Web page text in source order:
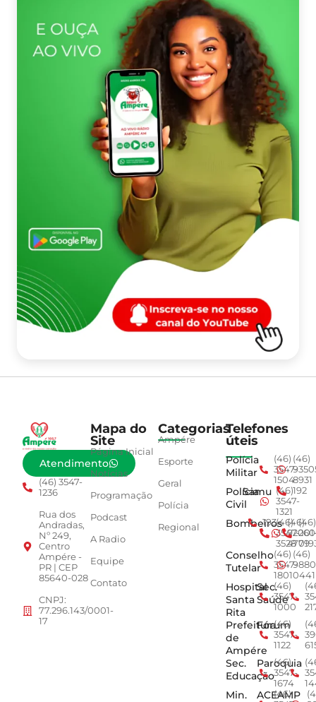
Atendimento
(46) 3547-
1236
Rua dos
Andradas,
Nº 249,
Centro
Ampére -
PR | CEP
85640-028
CNPJ:
77.296.143/0001-
17
Mapa do
Site
Página Inicial
Notícias
Programação
Podcast
A Radio
Equipe
Contato
Categorias
Ampére
Esporte
Geral
Polícia
Regional
Telefones
úteis
Polícia
Militar
(46)
3547-
1504
(46)
8931
Polícia
Civil
Samu (46)
3547-
1321
192
Bombeiros
193(46)
3547-
3528
(46)
4779
(46)
Conselho
Tutelar
(46)
3547-
1801
(46)
0441
Hospital
Santa
Rita
Sec.
Saúde
(46)
3547-
1000
Prefeitura
de
Ampére
Fórum
(46)
3547-
1122
Sec.
Educação
Paroquia
(46)
3547-
1674
Min.
ACEAMP
(46)